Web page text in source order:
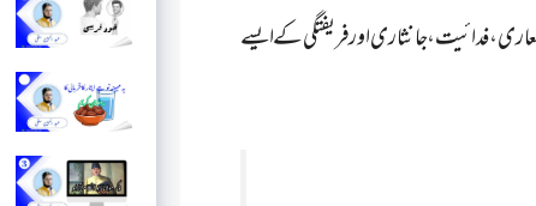
فدائیت، جانثاری اور فریفتگی کے ایسے